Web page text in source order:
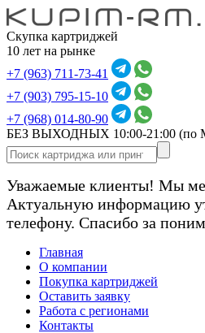
Скупка картриджей
10 лет на рынке
+7 (963) 711-73-41
+7 (903) 795-15-10
+7 (968) 014-80-90
БЕЗ ВЫХОДНЫХ 10:00-21:00 (по
Уважаемые клиенты! Мы
Актуальную информацию
телефону. Спасибо за
Главная
О компании
Покупка картриджей
Оставить заявку
Работа с регионами
Контакты